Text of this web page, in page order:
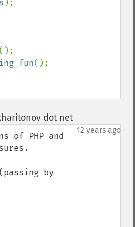
);
();
();
dot net¶
12 years ago
of PHP and
by